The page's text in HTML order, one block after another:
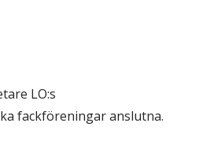
LO:s
fackföreningar anslutna.